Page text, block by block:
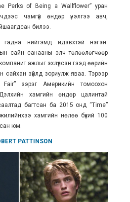
Perks of Being a Wallflower” уран
чамгүй өндөр үнэлгээ авч,
билээ.
гадна нийгэмд идэвхтэй нэгэн.
сайн санааны элч төлөөлөгчөөр
ажлыг эхлүүлсэн гээд өөрийн
сайхан зүйлд зориулж яваа. Тэрээр
зэрэг Америкийн томоохон
элхийн хамгийн өндөр цалинтай
багтсан ба 2015 онд “Time”
жилийнхээ хамгийн нөлөө бүхий 100
юм.
PATTINSON